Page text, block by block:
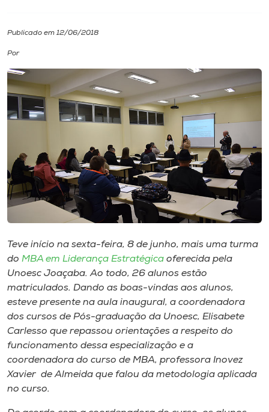
Biblioteca
Rádio
Museu
Store
Selecione
o idioma
A+
A-
Publicado em 12/06/2018
Por
Teve início na sexta-feira, 8 de junho, mais uma turma
do MBA em Liderança Estratégica oferecida pela
Unoesc Joaçaba. Ao todo, 26 alunos estão
matriculados. Dando as boas-vindas aos alunos,
esteve presente na aula inaugural, a coordenadora
dos cursos de Pós-graduação da Unoesc, Elisabete
Carlesso que repassou orientações a respeito do
funcionamento dessa especialização e a
coordenadora do curso de MBA, professora Inovez
Xavier de Almeida que falou da metodologia aplicada
no curso.